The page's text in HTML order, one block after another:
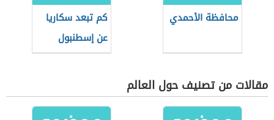
محافظة الأحمدي
كم تبعد سكاريا
عن إسطنبول
مقالات من تصنيف حول العالم